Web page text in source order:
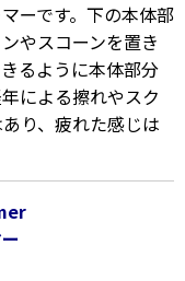
ーです。 下の本体部
やスコーンを置き
るように本体部分
による擦れやスク
り、疲れた感じは